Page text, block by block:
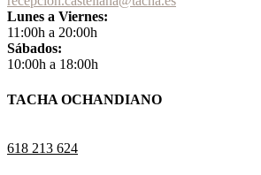
Lunes a Viernes:
11:00h a 20:00h
Sábados:
10:00h a 18:00h
TACHA OCHANDIANO
618 213 624